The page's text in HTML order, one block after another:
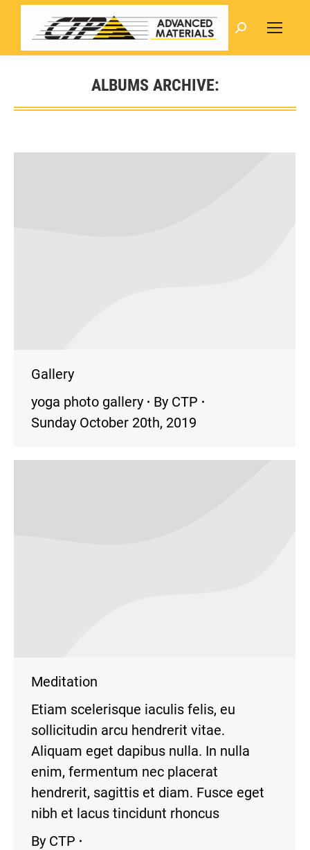
Search:
ALBUMS ARCHIVE:
Gallery
yoga photo gallery
By CTP
Sunday October 20th, 2019
Meditation
Etiam scelerisque iaculis felis, eu
sollicitudin arcu hendrerit vitae.
Aliquam eget dapibus nulla. In nulla
enim, fermentum nec placerat
hendrerit, sagittis et diam. Fusce eget
nibh et lacus tincidunt rhoncus
By CTP